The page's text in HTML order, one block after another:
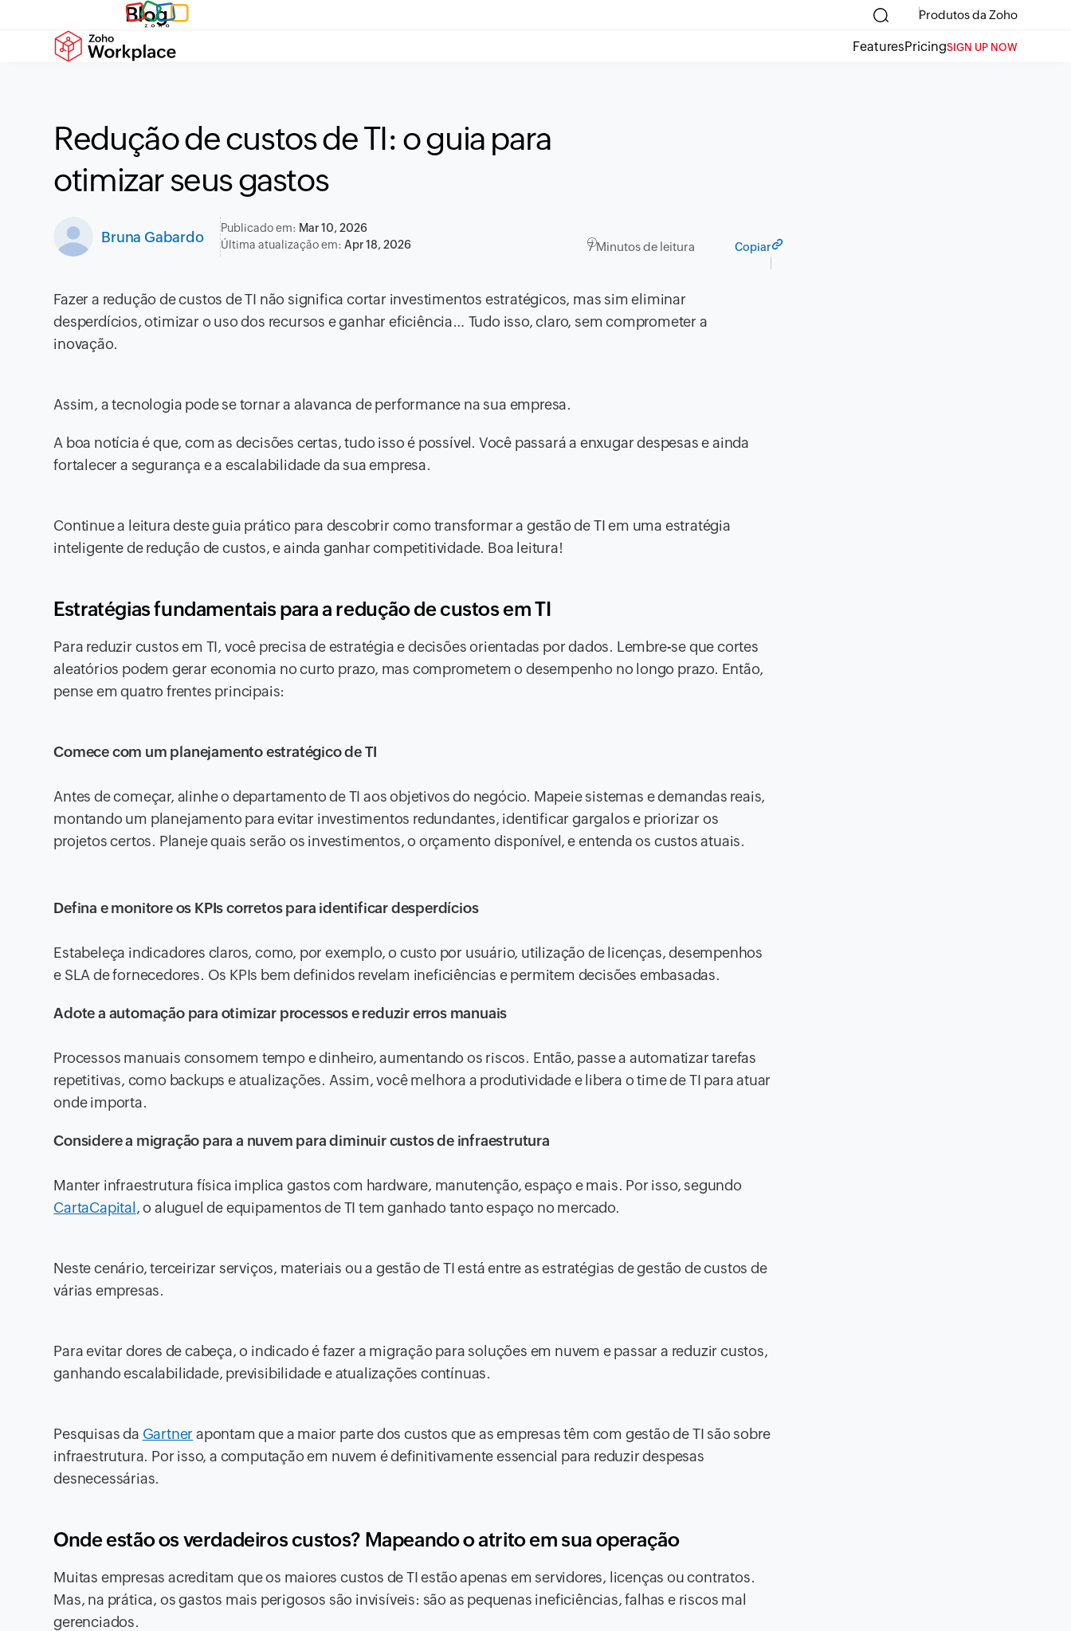
Blog Produtos da Zoho
FeaturesPricingSIGN UP NOW
Redução de custos de TI: o guia para
otimizar seus gastos
Bruna Gabardo
Publicado em: Mar 10, 2026
Última atualização em: Apr 18, 2026 7 Minutos de leitura Copiar
Fazer a redução de custos de TI não significa cortar investimentos estratégicos, mas sim eliminar
desperdícios, otimizar o uso dos recursos e ganhar eficiência… Tudo isso, claro, sem comprometer a
inovação.
Assim, a tecnologia pode se tornar a alavanca de performance na sua empresa.
A boa notícia é que, com as decisões certas, tudo isso é possível. Você passará a enxugar despesas e ainda
fortalecer a segurança e a escalabilidade da sua empresa.
Continue a leitura deste guia prático para descobrir como transformar a gestão de TI em uma estratégia
inteligente de redução de custos, e ainda ganhar competitividade. Boa leitura!
Estratégias fundamentais para a redução de custos em TI
Para reduzir custos em TI, você precisa de estratégia e decisões orientadas por dados. Lembre-se que cortes
aleatórios podem gerar economia no curto prazo, mas comprometem o desempenho no longo prazo. Então,
pense em quatro frentes principais:
Comece com um planejamento estratégico de TI
Antes de começar, alinhe o departamento de TI aos objetivos do negócio. Mapeie sistemas e demandas reais,
montando um planejamento para evitar investimentos redundantes, identificar gargalos e priorizar os
projetos certos. Planeje quais serão os investimentos, o orçamento disponível, e entenda os custos atuais.
Defina e monitore os KPIs corretos para identificar desperdícios
Estabeleça indicadores claros, como, por exemplo, o custo por usuário, utilização de licenças, desempenhos
e SLA de fornecedores. Os KPIs bem definidos revelam ineficiências e permitem decisões embasadas.
Adote a automação para otimizar processos e reduzir erros manuais
Processos manuais consomem tempo e dinheiro, aumentando os riscos. Então, passe a automatizar tarefas
repetitivas, como backups e atualizações. Assim, você melhora a produtividade e libera o time de TI para atuar
onde importa.
Considere a migração para a nuvem para diminuir custos de infraestrutura
Manter infraestrutura física implica gastos com hardware, manutenção, espaço e mais. Por isso, segundo
CartaCapital , o aluguel de equipamentos de TI tem ganhado tanto espaço no mercado.
Neste cenário, terceirizar serviços, materiais ou a gestão de TI está entre as estratégias de gestão de custos de
várias empresas.
Para evitar dores de cabeça, o indicado é fazer a migração para soluções em nuvem e passar a reduzir custos,
ganhando escalabilidade, previsibilidade e atualizações contínuas.
Pesquisas da Gartner apontam que a maior parte dos custos que as empresas têm com gestão de TI são sobre
infraestrutura. Por isso, a computação em nuvem é definitivamente essencial para reduzir despesas
desnecessárias.
Onde estão os verdadeiros custos? Mapeando o atrito em sua operação
Muitas empresas acreditam que os maiores custos de TI estão apenas em servidores, licenças ou contratos.
Mas, na prática, os gastos mais perigosos são invisíveis: são as pequenas ineficiências, falhas e riscos mal
gerenciados.